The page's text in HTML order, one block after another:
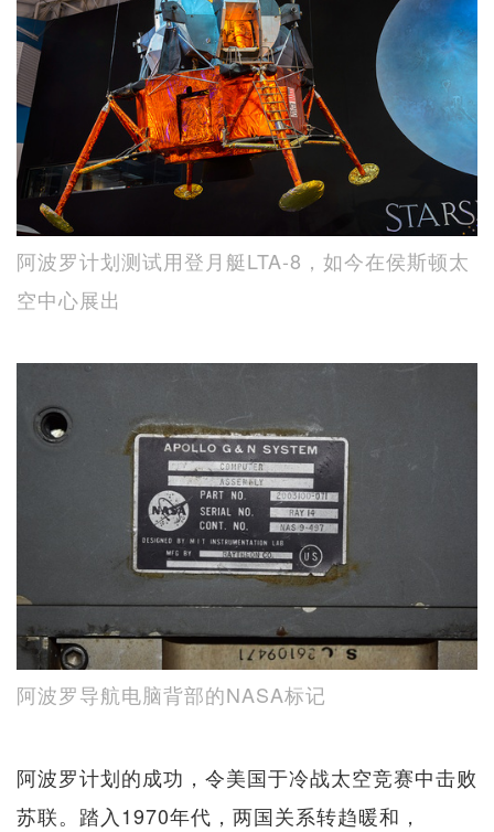
阿波罗计划测试用登月艇LTA-8，如今在侯斯顿太
空中心展出
阿波罗导航电脑背部的NASA标记
阿波罗计划的成功，令美国于冷战太空竞赛中击败
苏联。踏入1970年代，两国关系转趋暖和，